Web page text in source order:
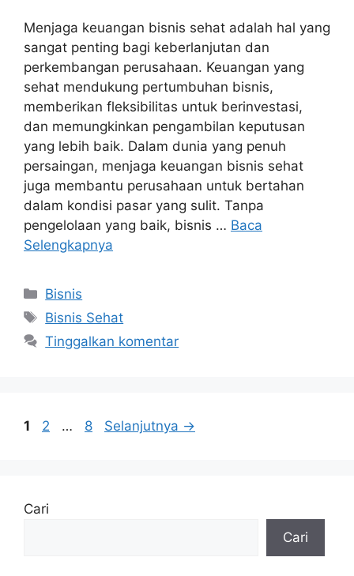
Menjaga keuangan bisnis sehat adalah hal yang
sangat penting bagi keberlanjutan dan
perkembangan perusahaan. Keuangan yang
sehat mendukung pertumbuhan bisnis,
memberikan fleksibilitas untuk berinvestasi,
dan memungkinkan pengambilan keputusan
yang lebih baik. Dalam dunia yang penuh
persaingan, menjaga keuangan bisnis sehat
juga membantu perusahaan untuk bertahan
dalam kondisi pasar yang sulit. Tanpa
pengelolaan yang baik, bisnis … Baca
Selengkapnya
Kategori
Bisnis
Tag
Bisnis Sehat
Tinggalkan komentar
Halaman
1 Halaman
2 … Halaman
8 Selanjutnya →
Cari
Cari